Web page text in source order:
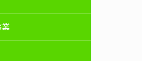
業